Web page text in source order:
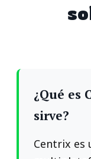
¿Qué es
sirve?
Centrix es